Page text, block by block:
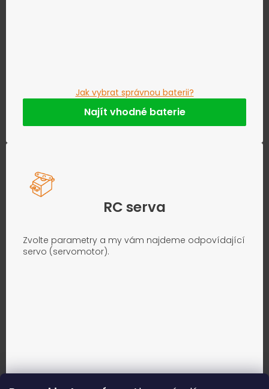
Jak vybrat správnou baterii?
Najít vhodné baterie
RC serva
Zvolte parametry a my vám najdeme odpovídající
servo (servomotor).